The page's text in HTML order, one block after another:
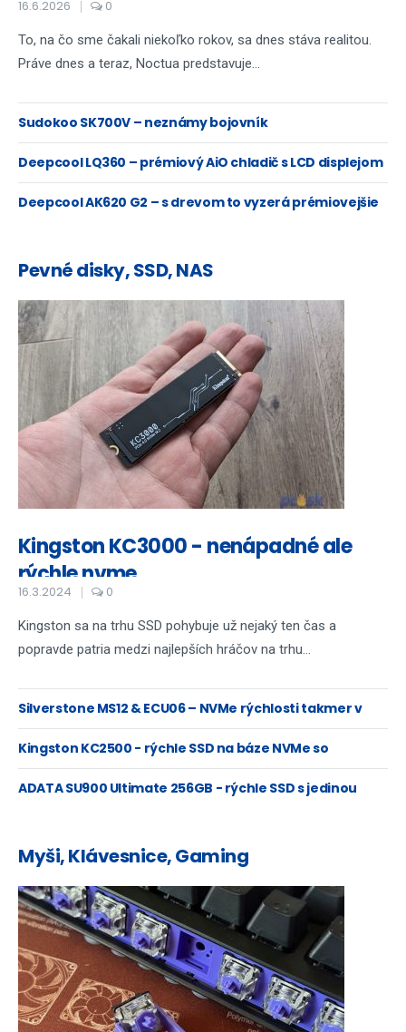
16.6.2026 0
To, na čo sme čakali niekoľko rokov, sa dnes stáva realitou.
Práve dnes a teraz, Noctua predstavuje...
Sudokoo SK700V – neznámy bojovník
Deepcool LQ360 – prémiový AiO chladič s LCD displejom
Deepcool AK620 G2 – s drevom to vyzerá prémiovejšie
Pevné disky, SSD, NAS
Kingston KC3000 - nenápadné ale
rýchle nvme
16.3.2024 0
Kingston sa na trhu SSD pohybuje už nejaký ten čas a
popravde patria medzi najlepších hráčov na trhu...
Silverstone MS12 & ECU06 – NVMe rýchlosti takmer v
hociktorom PC
Kingston KC2500 - rýchle SSD na báze NVMe so
šifrovaním XTS-AES
ADATA SU900 Ultimate 256GB - rýchle SSD s jedinou
Myši, Klávesnice, Gaming